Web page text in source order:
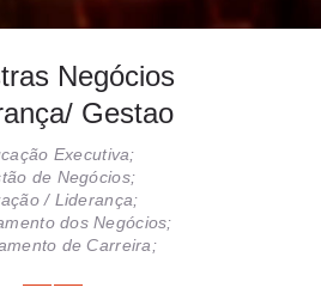
Negócios
Gestao
Executiva;
de Negócios;
/ Liderança;
dos Negócios;
de Carreira;